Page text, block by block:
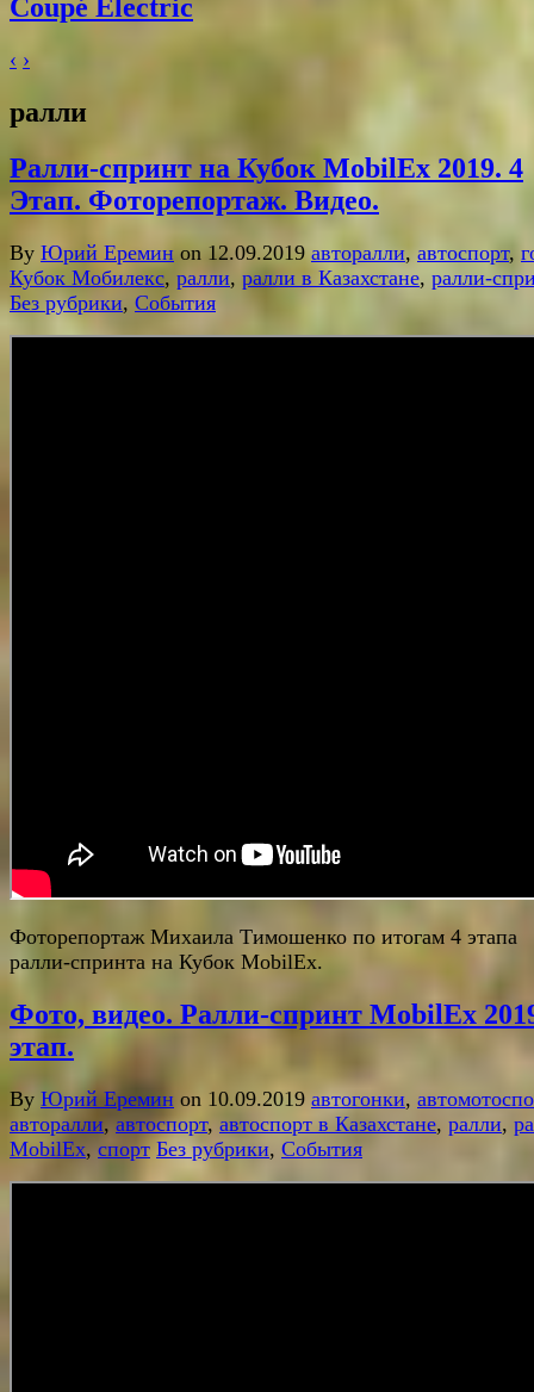
Coupé Electric
‹ ›
ралли
Ралли-спринт на Кубок MobilEx 2019. 4
Этап. Фоторепортаж. Видео.
By Юрий Еремин on 12.09.2019 авторалли, автоспорт,
Кубок Мобилекс, ралли, ралли в Казахстане, ралли-
Без рубрики, События
Фоторепортаж Михаила Тимошенко по итогам 4 этапа
ралли-спринта на Кубок MobilEx.
Фото, видео. Ралли-спринт MobilEx
этап.
By Юрий Еремин on 10.09.2019 автогонки,
авторалли, автоспорт, автоспорт в Казахстане, ралли,
MobilEx, спорт Без рубрики, События